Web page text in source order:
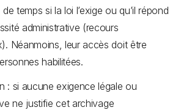
temps si la loi l’exige ou qu’il répond
administrative (recours
Néanmoins, leur accès doit être
habilitées.
: si aucune exigence légale ou
ne justifie cet archivage